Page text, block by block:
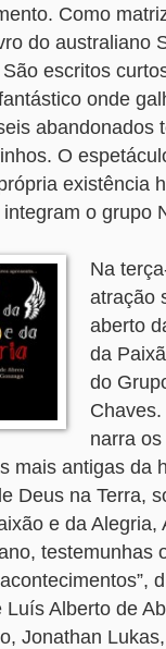
Como
do australiano
São escritos
onde
abandonados
O
existência
o grupo
Na
atração
aberto
da
do
narra
mais antigas da
Deus na Terra,
e da Alegria,
testemunhas
Alberto de
Jonathan